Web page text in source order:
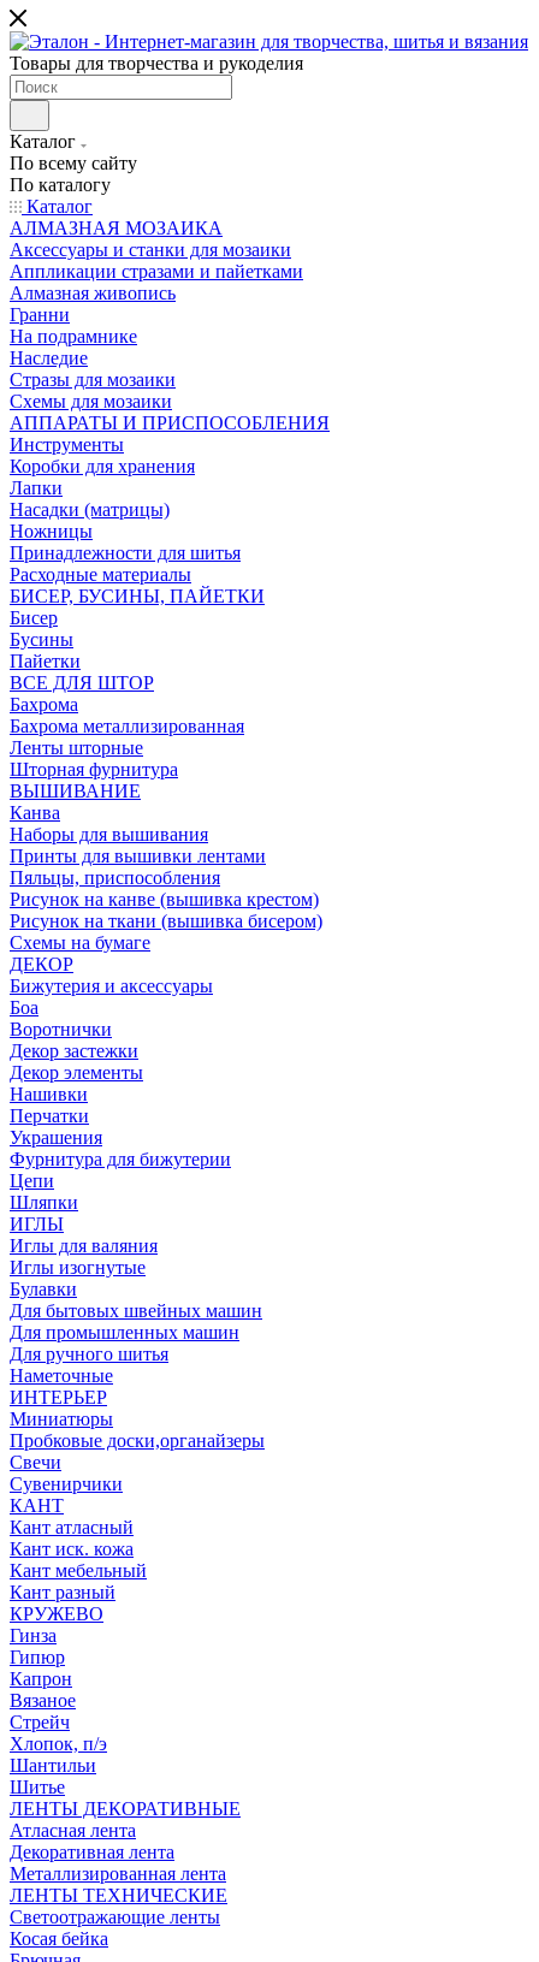
Товары для творчества и рукоделия
Каталог
По всему сайту
По каталогу
Каталог
АЛМАЗНАЯ МОЗАИКА
Аксессуары и станки для мозаики
Аппликации стразами и пайетками
Алмазная живопись
Гранни
На подрамнике
Наследие
Стразы для мозаики
Схемы для мозаики
АППАРАТЫ И ПРИСПОСОБЛЕНИЯ
Инструменты
Коробки для хранения
Лапки
Насадки (матрицы)
Ножницы
Принадлежности для шитья
Расходные материалы
БИСЕР, БУСИНЫ, ПАЙЕТКИ
Бисер
Бусины
Пайетки
ВСЕ ДЛЯ ШТОР
Бахрома
Бахрома металлизированная
Ленты шторные
Шторная фурнитура
ВЫШИВАНИЕ
Канва
Наборы для вышивания
Принты для вышивки лентами
Пяльцы, приспособления
Рисунок на канве (вышивка крестом)
Рисунок на ткани (вышивка бисером)
Схемы на бумаге
ДЕКОР
Бижутерия и аксессуары
Боа
Воротнички
Декор застежки
Декор элементы
Нашивки
Перчатки
Украшения
Фурнитура для бижутерии
Цепи
Шляпки
ИГЛЫ
Иглы для валяния
Иглы изогнутые
Булавки
Для бытовых швейных машин
Для промышленных машин
Для ручного шитья
Наметочные
ИНТЕРЬЕР
Миниатюры
Пробковые доски,органайзеры
Свечи
Сувенирчики
КАНТ
Кант атласный
Кант иск. кожа
Кант мебельный
Кант разный
КРУЖЕВО
Гинза
Гипюр
Капрон
Вязаное
Стрейч
Хлопок, п/э
Шантильи
Шитье
ЛЕНТЫ ДЕКОРАТИВНЫЕ
Атласная лента
Декоративная лента
Металлизированная лента
ЛЕНТЫ ТЕХНИЧЕСКИЕ
Светоотражающие ленты
Косая бейка